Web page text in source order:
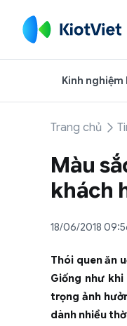
Kinh
Trang chủ
Màu
khách
18/06/2018
Thói quen ăn
Giống như
trọng ảnh
dành nhiều